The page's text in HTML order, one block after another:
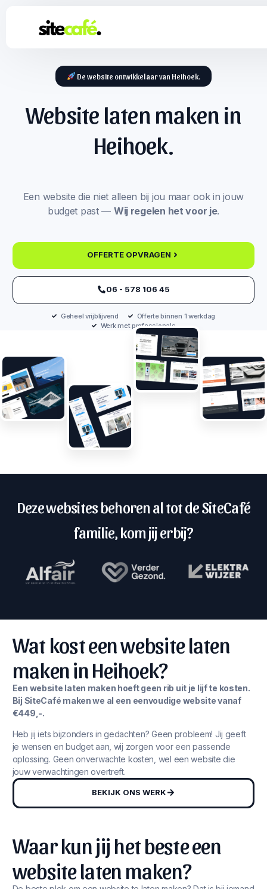
De website ontwikkelaar van Heihoek.
Website laten maken in
Heihoek.
Een website die niet alleen bij jou maar ook in jouw
budget past — Wij regelen het voor je.
OFFERTE OPVRAGEN
‪06 - 578 106 45‬
Geheel vrijblijvend
Offerte binnen 1 werkdag
Werk met professionals
Deze websites behoren al tot de SiteCafé
familie, kom jij erbij?
Wat kost een website laten
maken in Heihoek?
Een website laten maken hoeft geen rib uit je lijf te kosten.
Bij SiteCafé maken we al een eenvoudige website vanaf
€449,-.
Heb jij iets bijzonders in gedachten? Geen probleem! Jij geeft
je wensen en budget aan, wij zorgen voor een passende
oplossing. Geen onverwachte kosten, wel een website die
jouw verwachtingen overtreft.
BEKIJK ONS WERK
Waar kun jij het beste een
website laten maken?